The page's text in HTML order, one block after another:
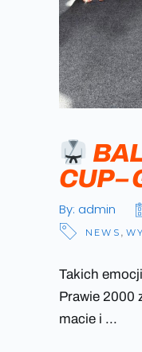
CUP –
By: admin
NEWS ,
Takich
Prawie 2000
macie i